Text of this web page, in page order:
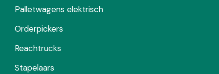
Palletwagens elektrisch
Orderpickers
Reachtrucks
Stapelaars